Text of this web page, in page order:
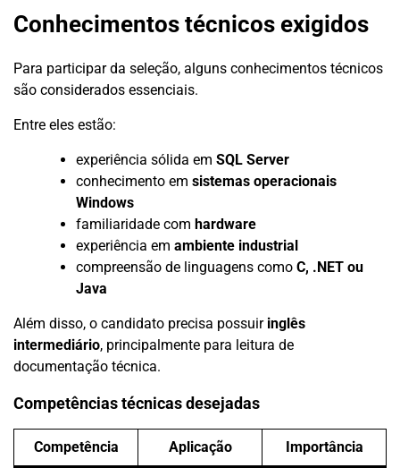
Conhecimentos técnicos exigidos
Para participar da seleção, alguns conhecimentos técnicos
são considerados essenciais.
Entre eles estão:
experiência sólida em SQL Server
conhecimento em sistemas operacionais
Windows
familiaridade com hardware
experiência em ambiente industrial
compreensão de linguagens como C, .NET ou
Java
Além disso, o candidato precisa possuir inglês
intermediário, principalmente para leitura de
documentação técnica.
Competências técnicas desejadas
Competência Aplicação Importância